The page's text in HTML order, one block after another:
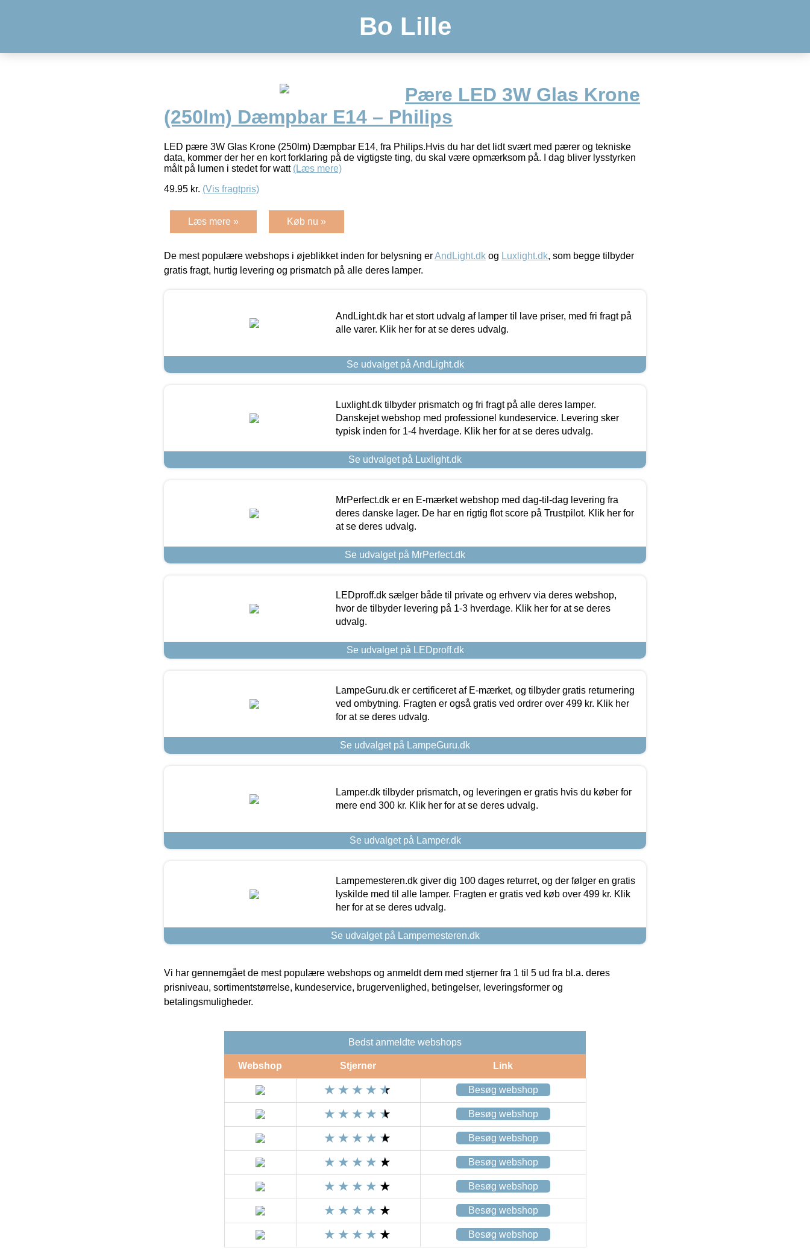
Bo Lille
Pære LED 3W Glas Krone
(250lm) Dæmpbar E14 – Philips
LED pære 3W Glas Krone (250lm) Dæmpbar E14, fra Philips.Hvis du har det lidt svært med pærer og tekniske
data, kommer der her en kort forklaring på de vigtigste ting, du skal være opmærksom på. I dag bliver lysstyrken
målt på lumen i stedet for watt (Læs mere)
49.95 kr. (Vis fragtpris)
Læs mere » Køb nu »
De mest populære webshops i øjeblikket inden for belysning erAndLight.dk og Luxlight.dk, som begge tilbyder
gratis fragt, hurtig levering og prismatch på alle deres lamper.
AndLight.dk har et stort udvalg af lamper til lave priser, med fri fragt på
alle varer. Klik her for at se deres udvalg.
Se udvalget på AndLight.dk
Luxlight.dk tilbyder prismatch og fri fragt på alle deres lamper.
Danskejet webshop med professionel kundeservice. Levering sker
typisk inden for 1-4 hverdage. Klik her for at se deres udvalg.
Se udvalget på Luxlight.dk
MrPerfect.dk er en E-mærket webshop med dag-til-dag levering fra
deres danske lager. De har en rigtig flot score på Trustpilot. Klik her for
at se deres udvalg.
Se udvalget på MrPerfect.dk
LEDproff.dk sælger både til private og erhverv via deres webshop,
hvor de tilbyder levering på 1-3 hverdage. Klik her for at se deres
udvalg.
Se udvalget på LEDproff.dk
LampeGuru.dk er certificeret af E-mærket, og tilbyder gratis returnering
ved ombytning. Fragten er også gratis ved ordrer over 499 kr. Klik her
for at se deres udvalg.
Se udvalget på LampeGuru.dk
Lamper.dk tilbyder prismatch, og leveringen er gratis hvis du køber for
mere end 300 kr. Klik her for at se deres udvalg.
Se udvalget på Lamper.dk
Lampemesteren.dk giver dig 100 dages returret, og der følger en gratis
lyskilde med til alle lamper. Fragten er gratis ved køb over 499 kr. Klik
her for at se deres udvalg.
Se udvalget på Lampemesteren.dk
Vi har gennemgået de mest populære webshops og anmeldt dem med stjerner fra 1 til 5 ud fra bl.a. deres
prisniveau, sortimentstørrelse, kundeservice, brugervenlighed, betingelser, leveringsformer og
betalingsmuligheder.
Bedst anmeldte webshops
Webshop Stjerner Link
Besøg webshop
Besøg webshop
Besøg webshop
Besøg webshop
Besøg webshop
Besøg webshop
Besøg webshop